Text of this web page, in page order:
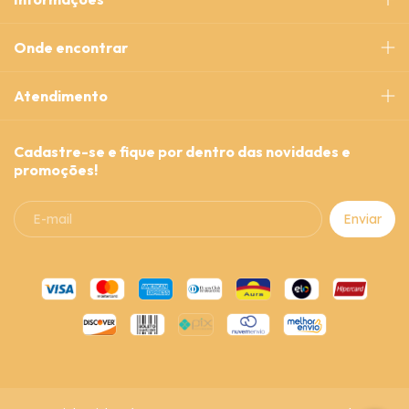
Onde encontrar
Atendimento
Cadastre-se e fique por dentro das novidades e
promoções!